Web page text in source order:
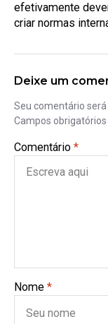
efetivamente
criar normas
Deixe um
Seu comentário
Campos
Comentário *
Nome *